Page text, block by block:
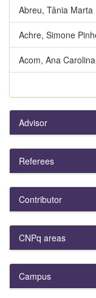
Abreu, Tânia
Achre, Simone
Acom, Ana
Advisor
Referees
Contributor
CNPq areas
Campus